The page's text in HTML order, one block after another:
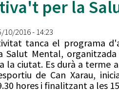
Oberta la convocatòria d'Ajuts
jove 2026
Cerdanyola opta a més de 5
Barris per transformar les
l'entorn de l'avinguda Catalunya
El FIT presenta el cartell de la
tret de sortida al festival
per la
10/2016 - 14:23
tanca el programa
Salut Mental,
la ciutat. Es durà a terme
de Can Xarau,
hores i finalitzant a les